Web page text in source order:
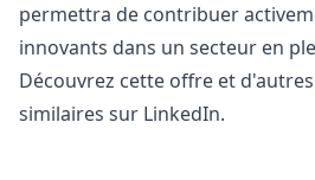
permettra de contribuer
innovants dans un secteur en
Découvrez cette offre et
similaires sur LinkedIn.